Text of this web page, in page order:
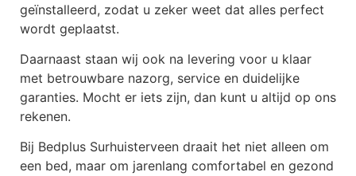
geïnstalleerd, zodat u zeker weet dat alles perfect
wordt geplaatst.
Daarnaast staan wij ook na levering voor u klaar
met betrouwbare nazorg, service en duidelijke
garanties. Mocht er iets zijn, dan kunt u altijd op ons
rekenen.
Bij Bedplus Surhuisterveen draait het niet alleen om
een bed, maar om jarenlang comfortabel en gezond